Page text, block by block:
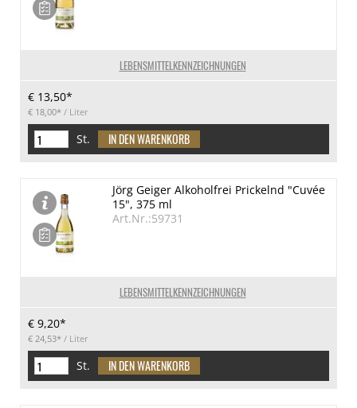
LEBENSMITTELKENNZEICHNUNGEN
€ 13,50*
€ 18,00* / Liter
St.
LEBENSMITTELKENNZEICHNUNGEN
Jörg Geiger Alkoholfrei Prickelnd "Cuvée
15", 375 ml
Art.Nr.:59731
€ 9,20*
€ 24,53* / Liter
St.